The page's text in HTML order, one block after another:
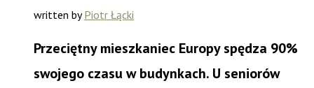
written byPiotr Łącki
Przeciętny mieszkaniec Europy spędza 90%
swojego czasu w budynkach. U seniorów